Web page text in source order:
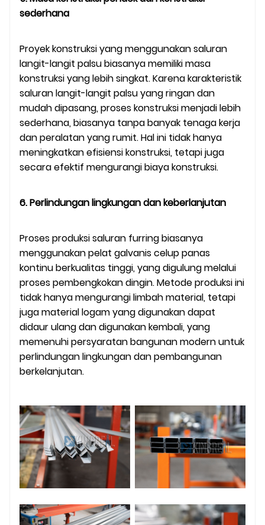
sederhana
Proyek konstruksi yang menggunakan saluran
langit-langit palsu biasanya memiliki masa
konstruksi yang lebih singkat. Karena karakteristik
saluran langit-langit palsu yang ringan dan
mudah dipasang, proses konstruksi menjadi lebih
sederhana, biasanya tanpa banyak tenaga kerja
dan peralatan yang rumit. Hal ini tidak hanya
meningkatkan efisiensi konstruksi, tetapi juga
secara efektif mengurangi biaya konstruksi.
6. Perlindungan lingkungan dan keberlanjutan
Proses produksi saluran furring biasanya
menggunakan pelat galvanis celup panas
kontinu berkualitas tinggi, yang digulung melalui
proses pembengkokan dingin. Metode produksi ini
tidak hanya mengurangi limbah material, tetapi
juga material logam yang digunakan dapat
didaur ulang dan digunakan kembali, yang
memenuhi persyaratan bangunan modern untuk
perlindungan lingkungan dan pembangunan
berkelanjutan.